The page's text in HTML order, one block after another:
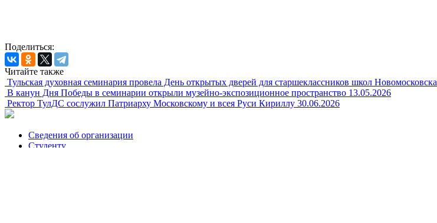
Поделиться:
Читайте также
Тульская духовная семинария провела День открытых дверей для старшеклассников школ Новомосковска
В канун Дня Победы в семинарии открыли музейно-экспозиционное пространство 13.05.2026
Ректор ТулДС сослужил Патриарху Московскому и всея Руси Кириллу 30.06.2026
Сведения об организации
Студенту